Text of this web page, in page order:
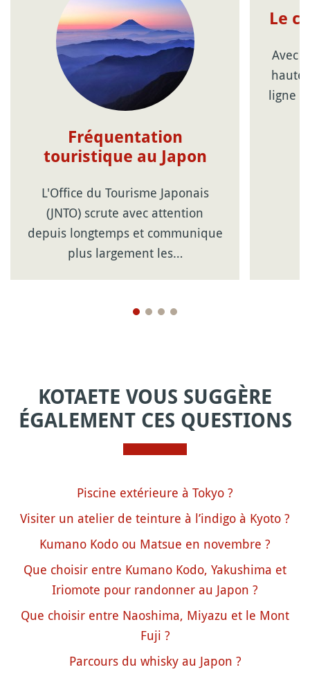
Fréquentation
touristique au Japon
L'Office du Tourisme Japonais
(JNTO) scrute avec attention
depuis longtemps et communique
plus largement les…
Le
Avec
haute
ligne
KOTAETE VOUS SUGGÈRE
ÉGALEMENT CES QUESTIONS
Piscine extérieure à Tokyo ?
Visiter un atelier de teinture à l’indigo à Kyoto ?
Kumano Kodo ou Matsue en novembre ?
Que choisir entre Kumano Kodo, Yakushima et
Iriomote pour randonner au Japon ?
Que choisir entre Naoshima, Miyazu et le Mont
Fuji ?
Parcours du whisky au Japon ?